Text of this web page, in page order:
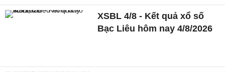
XSBL 4/8 - Kết quả xổ số
Bạc Liêu hôm nay 4/8/2026